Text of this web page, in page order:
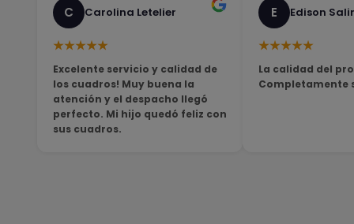
C Carolina Letelier
★★★★★
Excelente servicio y calidad de
los cuadros! Muy buena la
atención y el despacho llegó
perfecto. Mi hijo quedó feliz con
sus cuadros.
E Edison
★★★★★
La calidad del
Completamente